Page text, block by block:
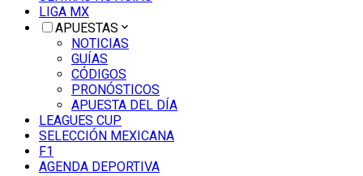
LIGA MX
APUESTAS
NOTICIAS
GUÍAS
CÓDIGOS
PRONÓSTICOS
APUESTA DEL DÍA
LEAGUES CUP
SELECCIÓN MEXICANA
F1
AGENDA DEPORTIVA